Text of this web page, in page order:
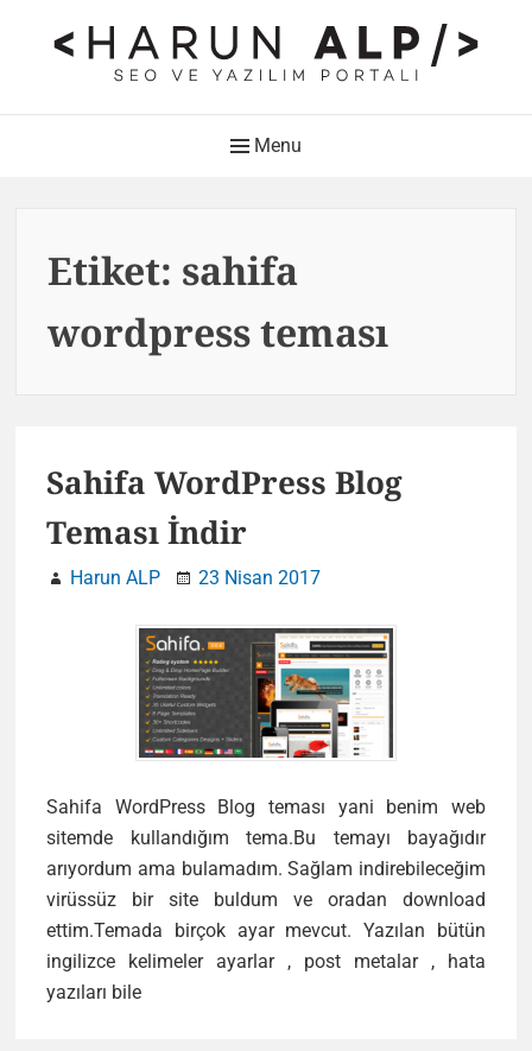
HARUN ALP Kişisel Blog –
SEO ve Yazılım Portalı
Menu
Etiket: sahifa
wordpress teması
Sahifa WordPress Blog
Teması İndir
Harun ALP 23 Nisan 2017
Sahifa WordPress Blog teması yani benim web
sitemde kullandığım tema.Bu temayı bayağıdır
arıyordum ama bulamadım. Sağlam indirebileceğim
virüssüz bir site buldum ve oradan download
ettim.Temada birçok ayar mevcut. Yazılan bütün
ingilizce kelimeler ayarlar , post metalar , hata
yazıları bile